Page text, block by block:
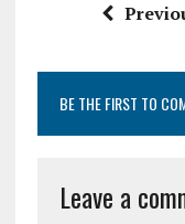
BE THE FIRST TO
Leave a